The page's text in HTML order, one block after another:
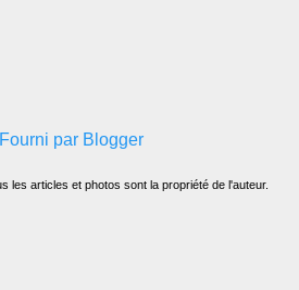
Fourni par Blogger
les articles et photos sont la propriété de l'auteur.